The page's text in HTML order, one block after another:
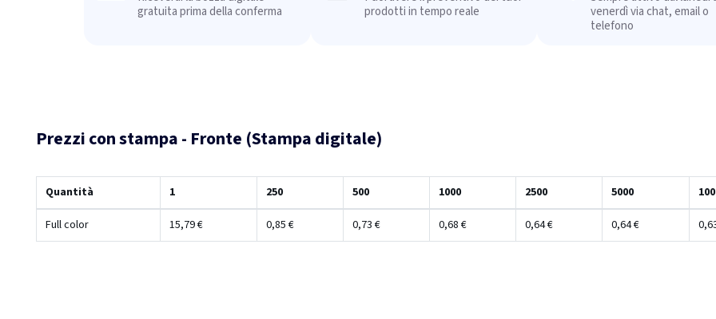
gratuita prima della conferma
prodotti in tempo reale
venerdì via chat, email o
telefono
Prezzi con stampa - Fronte (Stampa digitale)
Quantità 1 250 500 1000 2500 5000
Full color 15,79 € 0,85 € 0,73 € 0,68 € 0,64 € 0,64 €